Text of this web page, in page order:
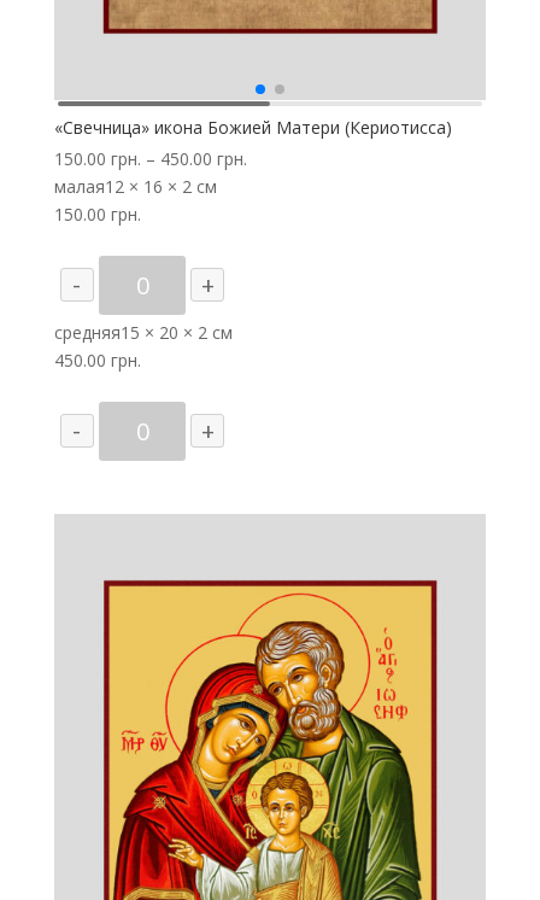
«Свечница» икона Божией Матери (Кериотисса)
150.00 грн. – 450.00 грн.
малая12 × 16 × 2 см
150.00 грн.
-
Количество
товара
"Свечница"
икона
Божией
Матери
(Кериотисса)
+
средняя15 × 20 × 2 см
450.00 грн.
-
Количество
товара
(Кериотисса)
+